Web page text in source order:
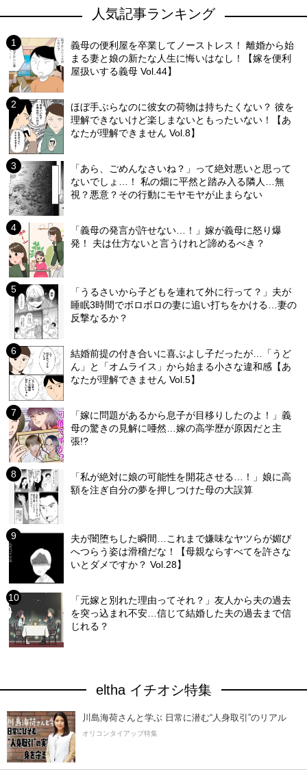
人気記事ランキング
義母の便利屋を卒業してノーストレス！ 離婚から始
まる妻と娘の新たな人生に悔いはなし！【嫁を便利
屋扱いする義母 Vol.44】
ほぼ手ぶらなのに彼女の荷物は持ちたくない？ 彼を
理解できないけど楽しまないともったいない！【あ
なたが理解できません Vol.8】
「あら、ごめんなさいね？」って絶対悪いと思って
ないでしょ…！ 私の畑に平然と踏み入る隣人…無
視？悪意？その行動にモヤモヤが止まらない
「義母の発言が許せない…！」嫁が義母に怒り爆
発！ 夫は仕方ないと言うけれど諦めるべき？
「うるさいから子どもを連れて外に行って？」夫が
睡眠3時間でボロボロの妻に追い打ちをかける…妻の
反撃なるか？
結婚前提の付き合いに喜ぶよし子だったが…「うど
ん」と「オムライス」から始まる小さな違和感【あ
なたが理解できません Vol.5】
「嫁に問題があるから息子が目移りしたのよ！」義
母の驚きの見解に唖然…嫁の高学歴が原因だと主
張!?
「私が絶対に娘の可能性を開花させる…！」娘に高
額を注ぎ自分の夢を押しつけた母の大誤算
夫が闇堕ちした瞬間…これまで嫌味なヤツらが媚び
へつらう姿は滑稽だな！【母親ならすべてを許さな
いとダメですか？ Vol.28】
「元嫁と別れた理由ってそれ？」友人から夫の過去
を突っ込まれ不安…信じて結婚した夫の過去まで信
じれる？
eltha イチオシ特集
川島海荷さんと学ぶ 日常に潜む“人身取引”のリアル
オリコンタイアップ特集